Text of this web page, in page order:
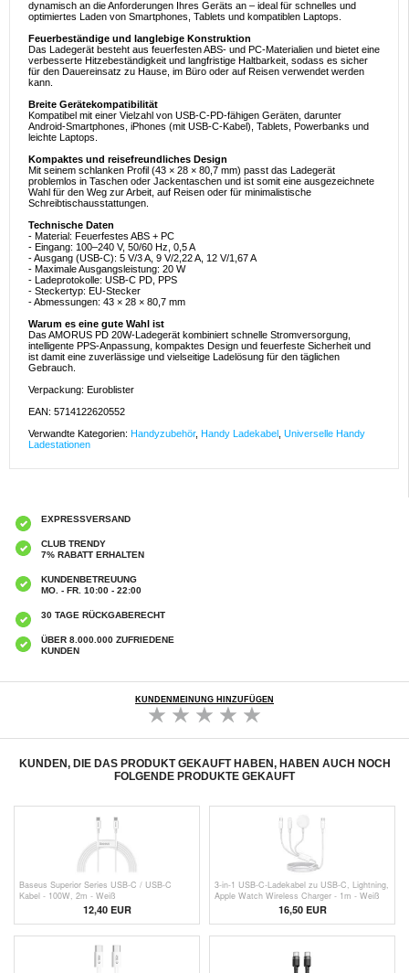
dynamisch an die Anforderungen Ihres Geräts an – ideal für schnelles und
optimiertes Laden von Smartphones, Tablets und kompatiblen Laptops.
Feuerbeständige und langlebige Konstruktion
Das Ladegerät besteht aus feuerfesten ABS- und PC-Materialien und bietet eine
verbesserte Hitzebeständigkeit und langfristige Haltbarkeit, sodass es sicher
für den Dauereinsatz zu Hause, im Büro oder auf Reisen verwendet werden
kann.
Breite Gerätekompatibilität
Kompatibel mit einer Vielzahl von USB-C-PD-fähigen Geräten, darunter
Android-Smartphones, iPhones (mit USB-C-Kabel), Tablets, Powerbanks und
leichte Laptops.
Kompaktes und reisefreundliches Design
Mit seinem schlanken Profil (43 × 28 × 80,7 mm) passt das Ladegerät
problemlos in Taschen oder Jackentaschen und ist somit eine ausgezeichnete
Wahl für den Weg zur Arbeit, auf Reisen oder für minimalistische
Schreibtischausstattungen.
Technische Daten
- Material: Feuerfestes ABS + PC
- Eingang: 100–240 V, 50/60 Hz, 0,5 A
- Ausgang (USB-C): 5 V/3 A, 9 V/2,22 A, 12 V/1,67 A
- Maximale Ausgangsleistung: 20 W
- Ladeprotokolle: USB-C PD, PPS
- Steckertyp: EU-Stecker
- Abmessungen: 43 × 28 × 80,7 mm
Warum es eine gute Wahl ist
Das AMORUS PD 20W-Ladegerät kombiniert schnelle Stromversorgung,
intelligente PPS-Anpassung, kompaktes Design und feuerfeste Sicherheit und
ist damit eine zuverlässige und vielseitige Ladelösung für den täglichen
Gebrauch.
Verpackung: Euroblister
EAN: 5714122620552
Verwandte Kategorien: Handyzubehör, Handy Ladekabel
Universelle Handy
Ladestationen
EXPRESSVERSAND
CLUB TRENDY
7% RABATT ERHALTEN
KUNDENBETREUUNG
MO. - FR. 10:00 - 22:00
30 TAGE RÜCKGABERECHT
ÜBER 8.000.000 ZUFRIEDENE
KUNDEN
KUNDENMEINUNG HINZUFÜGEN
KUNDEN, DIE DAS PRODUKT GEKAUFT HABEN, HABEN AUCH NOCH
FOLGENDE PRODUKTE GEKAUFT
Baseus Superior Series USB-C / USB-C
Kabel - 100W, 2m - Weiß
12,40 EUR
3-in-1 USB-C-Ladekabel zu USB-C, Lightning,
Apple Watch Wireless Charger - 1m - Weiß
16,50 EUR